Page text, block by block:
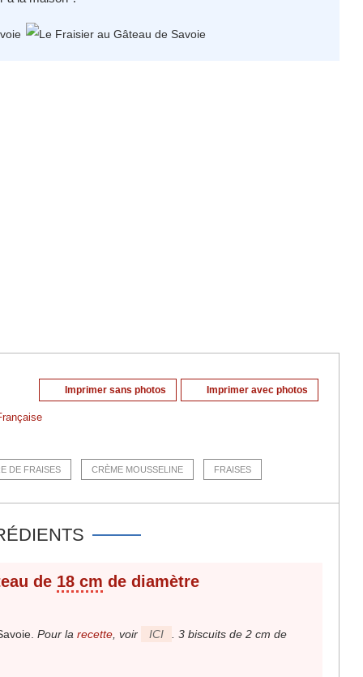
Imprimer avec photos
Imprimer sans photos
DE FRAISES CRÈME MOUSSELINE FRAISES
de 18 cm de diamètre
Pour la recette , voir ICI . 3 biscuits de 2 cm de